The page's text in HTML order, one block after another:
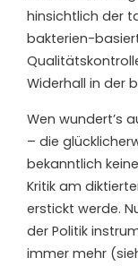
hinsichtlich der
bakterien-
Widerhall in der
Wen wundert’s
– die
bekanntlich
Kritik am
erstickt werde.
der Politik
immer mehr